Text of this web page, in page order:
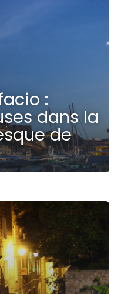
:
dans la
de